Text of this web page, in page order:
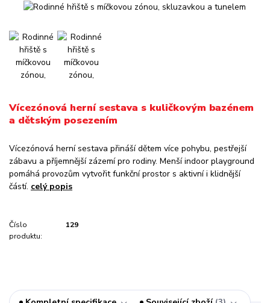
Vícezónová herní sestava s kuličkovým bazénem
a dětským posezením
Vícezónová herní sestava přináší dětem více pohybu, pestřejší
zábavu a příjemnější zázemí pro rodiny. Menší indoor playground
pomáhá provozům vytvořit funkční prostor s aktivní i klidnější
částí. celý popis
Číslo
produktu:
129